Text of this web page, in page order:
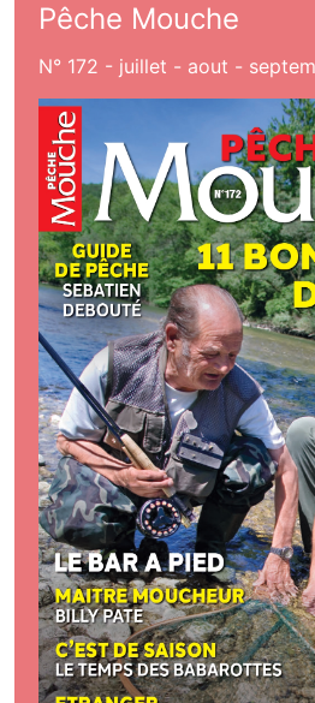
Pêche Mouche
N° 172 - juillet - aout -